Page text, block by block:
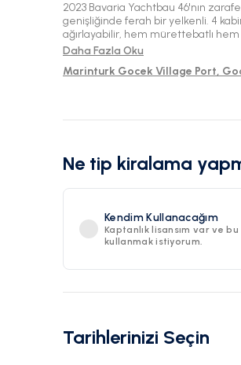
2023 Bavaria Yachtbau 46'nın
genişliğinde ferah bir yelkenli. 4
ağırlayabilir, hem mürettebatlı
Göcek'in muhteşem konumundan
Daha Fazla Oku
Marinturk Gocek Village Port,
Ne tip kiralama
Kendim Kullanacağım
Kaptanlık lisansım var ve
kullanmak istiyorum.
Tarihlerinizi Seçin